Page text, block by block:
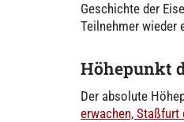
Geschichte der
Teilnehmer wieder
Höhepunkt
Der absolute
erwachen, Staßfurt